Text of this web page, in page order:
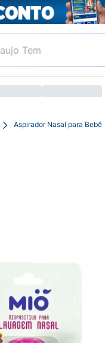
Aspirador Nasal para Bebê